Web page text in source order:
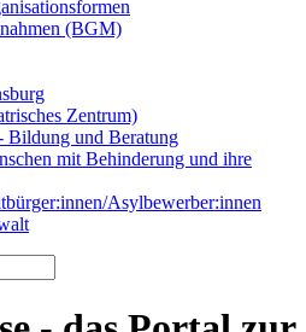
(BGM)
Zentrum)
Bildung und Beratung
mit Behinderung und ihre
Asylbewerber:innen